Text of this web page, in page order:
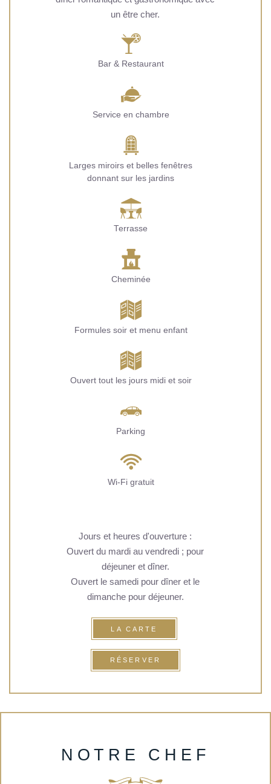
un être cher.
Bar & Restaurant
Service en chambre
Larges miroirs et belles fenêtres
donnant sur les jardins
Terrasse
Cheminée
Formules soir et menu enfant
Ouvert tout les jours midi et soir
Parking
Wi-Fi gratuit
Jours et heures d'ouverture :
Ouvert du mardi au vendredi ; pour
déjeuner et dîner.
Ouvert le samedi pour dîner et le
dimanche pour déjeuner.
LA CARTE
RÉSERVER
NOTRE CHEF